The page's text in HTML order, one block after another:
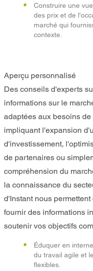
Construire une
des prix et de
marché qui
contexte.
Aperçu personnalisé
Des conseils d'experts
informations sur le
adaptées aux besoins
impliquant l'expansion
d'investissement,
de partenaires ou
compréhension du
la connaissance du
d'Instant nous
fournir des informations
soutenir vos objectifs
Éduquer en
du travail agile et
flexibles.